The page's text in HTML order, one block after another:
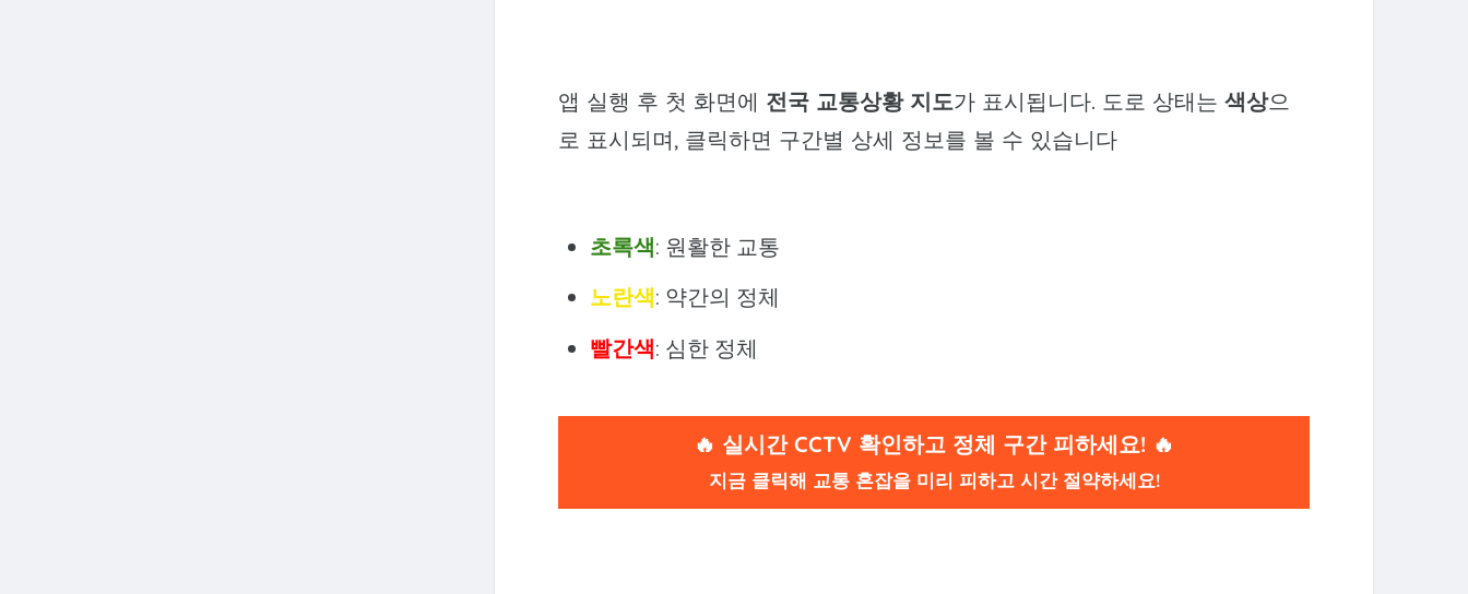
앱 실행 후 첫 화면에 전국 교통상황 지도가 표시됩니다. 도로 상태는 색상으
로 표시되며, 클릭하면 구간별 상세 정보를 볼 수 있습니다
초록색: 원활한 교통
노란색: 약간의 정체
빨간색: 심한 정체
🔥 실시간 CCTV 확인하고 정체 구간 피하세요! 🔥
지금 클릭해 교통 혼잡을 미리 피하고 시간 절약하세요!